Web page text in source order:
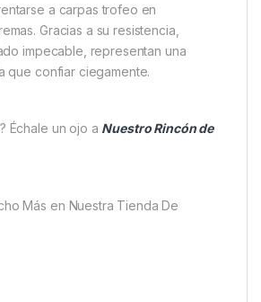
a carpas trofeo en
Gracias a su resistencia,
impecable, representan una
que confiar ciegamente.
Échale un ojo a Nuestro Rincón de
Más en Nuestra Tienda De